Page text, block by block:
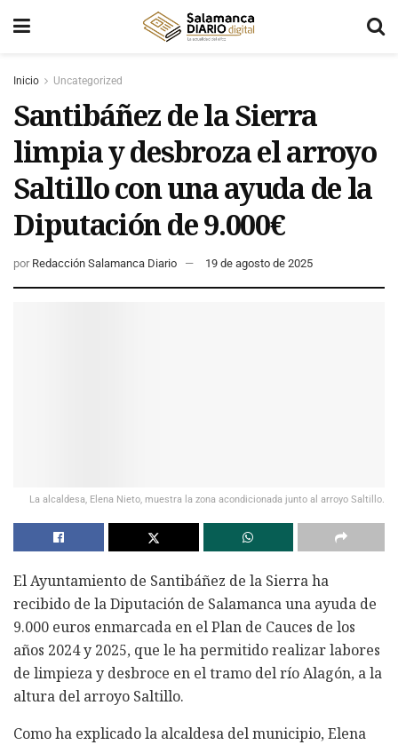
Inicio Uncategorized
Santibáñez de la Sierra
limpia y desbroza el arroyo
Saltillo con una ayuda de la
Diputación de 9.000€
por Redacción Salamanca Diario 19 de agosto de 2025
La alcaldesa, Elena Nieto, muestra la zona acondicionada junto al arroyo Saltillo.
El Ayuntamiento de Santibáñez de la Sierra ha
recibido de la Diputación de Salamanca una ayuda de
9.000 euros enmarcada en el Plan de Cauces de los
años 2024 y 2025, que le ha permitido realizar labores
de limpieza y desbroce en el tramo del río Alagón, a la
altura del arroyo Saltillo.
Como ha explicado la alcaldesa del municipio, Elena